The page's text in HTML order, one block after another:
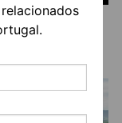
da